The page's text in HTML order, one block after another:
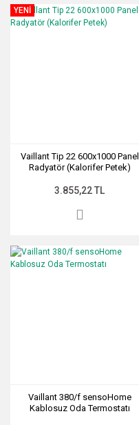
YENİ
Vaillant Tip 22 600x1000 Panel
Radyatör (Kalorifer Petek)
3.855,22 TL
Vaillant 380/f sensoHome
Kablosuz Oda Termostatı